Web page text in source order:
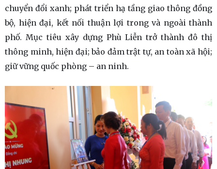
chuyển đổi xanh; phát triển hạ tầng giao thông đồng
bộ, hiện đại, kết nối thuận lợi trong và ngoài thành
phố. Mục tiêu xây dựng Phù Liễn trở thành đô thị
thông minh, hiện đại; bảo đảm trật tự, an toàn xã hội;
giữ vững quốc phòng – an ninh.